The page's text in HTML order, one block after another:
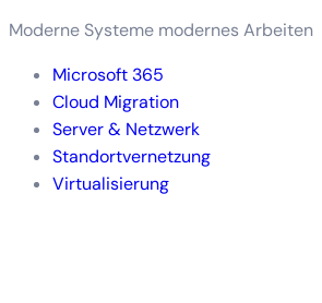
Moderne Systeme modernes Arbeiten
Microsoft 365
Cloud Migration
Server & Netzwerk
Standortvernetzung
Virtualisierung